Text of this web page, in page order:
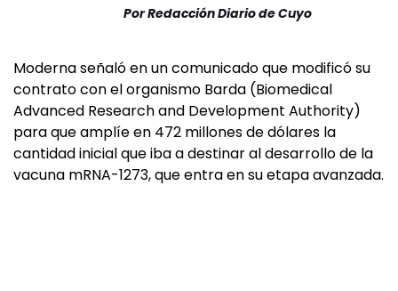
PorRedacción Diario de Cuyo
Moderna señaló en un comunicado que modificó su
contrato con el organismo Barda (Biomedical
Advanced Research and Development Authority)
para que amplíe en 472 millones de dólares la
cantidad inicial que iba a destinar al desarrollo de la
vacuna mRNA-1273, que entra en su etapa avanzada.